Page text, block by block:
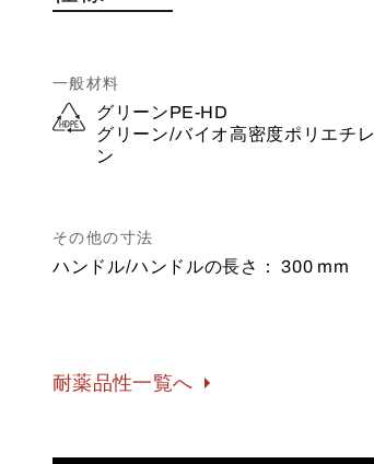
一般材料
グリーンPE-HD
グリーン/バイオ高密度ポリエチレ
ン
その他の寸法
ハンドル/ハンドルの長さ： 300 mm
耐薬品性一覧へ